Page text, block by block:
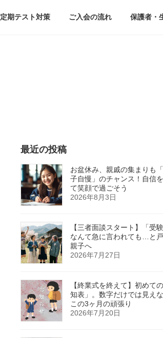
定期テスト対策 ご入会の流れ 保護者・
最近の投稿
お盆休み、親戚の集まりも
子自慢」のチャンス！自信
て笑顔で過ごそう
2026年8月3日
【三者面談スタート】「受験
なんて急に言われても…と
親子へ
2026年7月27日
【終業式を終えて】初めて
知表」。数字だけでは見えな
この3ヶ月の頑張り
2026年7月20日